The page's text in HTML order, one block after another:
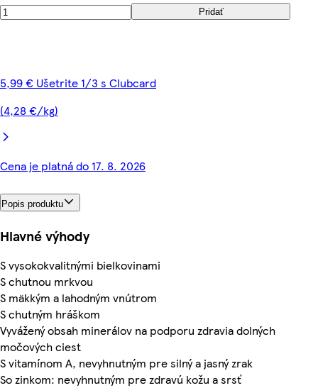
Pridať
5,99 € Ušetrite 1/3 s Clubcard
(4,28 €/kg)
Cena je platná do 17. 8. 2026
Popis produktu
Hlavné výhody
S vysokokvalitnými bielkovinami
S chutnou mrkvou
S mäkkým a lahodným vnútrom
S chutným hráškom
Vyvážený obsah minerálov na podporu zdravia dolných
močových ciest
S vitamínom A, nevyhnutným pre silný a jasný zrak
So zinkom: nevyhnutným pre zdravú kožu a srsť